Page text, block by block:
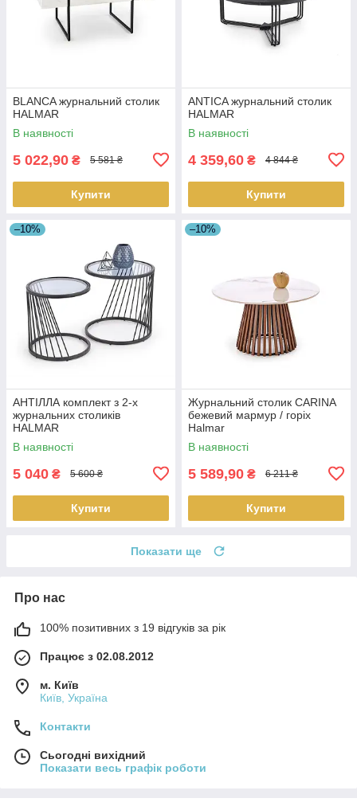
BLANCA журнальний столик
HALMAR
В наявності
5 022,90 ₴ 5 581 ₴
Купити
ANTICA журнальний столик
HALMAR
В наявності
4 359,60 ₴ 4 844 ₴
Купити
–10%
АНТІЛЛА комплект з 2-х
журнальних столиків
HALMAR
В наявності
5 040 ₴ 5 600 ₴
Купити
–10%
Журнальний столик CARINA
бежевий мармур / горіх
Halmar
В наявності
5 589,90 ₴ 6 211 ₴
Купити
Показати ще
Про нас
100% позитивних з 19 відгуків за рік
Працює з 02.08.2012
м. Київ
Київ, Україна
Контакти
Сьогодні вихідний
Показати весь графік роботи